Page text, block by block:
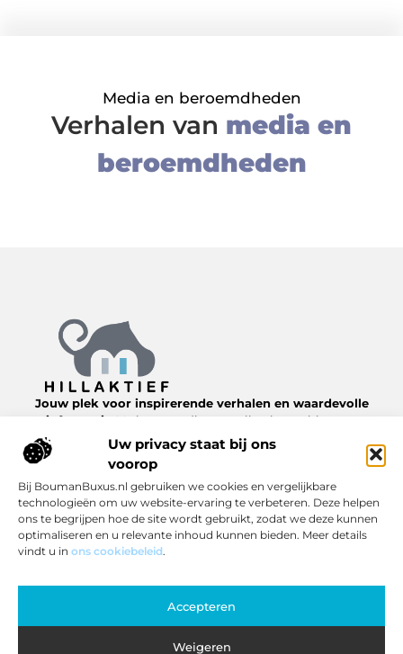
Uw privacy staat bij ons
voorop
Bij BoumanBuxus.nl gebruiken we cookies en vergelijkbare
technologieën om uw website-ervaring te verbeteren. Deze helpen
ons te begrijpen hoe de site wordt gebruikt, zodat we deze kunnen
optimaliseren en u relevante inhoud kunnen bieden. Meer details
vindt u in ons cookiebeleid.
Accepteren
Weigeren
Media en beroemdheden
Verhalen van media en
beroemdheden
Jouw plek voor inspirerende verhalen en waardevolle
informatie.
Verken een diverse collectie van blogs en
artikelen over het dagelijks leven, van nuttige tips tot
interessante inzichten, allemaal te vinden op
Bericht categorie
Onze informatie